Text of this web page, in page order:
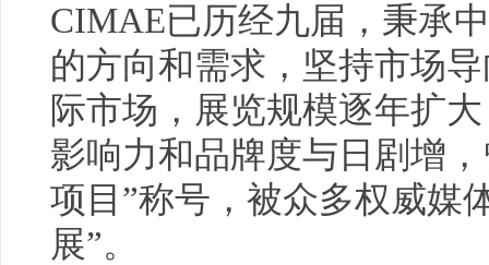
CIMAE已历经九届，秉承
的方向和需求，坚持市场
际市场，展览规模逐年扩
影响力和品牌度与日剧增
项目”称号，被众多权威媒
展”。